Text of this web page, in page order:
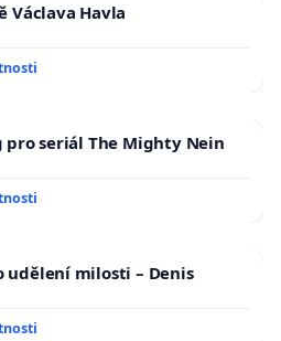
Václava Havla
pro seriál The Mighty Nein
milosti – Denis